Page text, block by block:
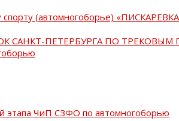
(автомногоборье)
САНКТ-ПЕТЕРБУРГА ПО ТРЕКОВЫМ
этапа ЧиП СЗФО по автомногоборью